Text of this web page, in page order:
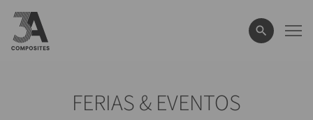
el
término
de
FERIAS & EVENTOS